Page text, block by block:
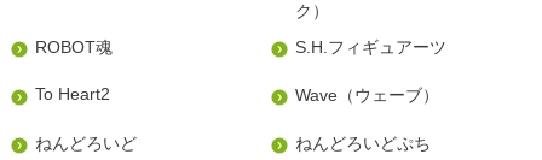
ク）
ROBOT魂
S.H.フィギュアーツ
To Heart2 Wave（ウェーブ）
ねんどろいど ねんどろいどぷち